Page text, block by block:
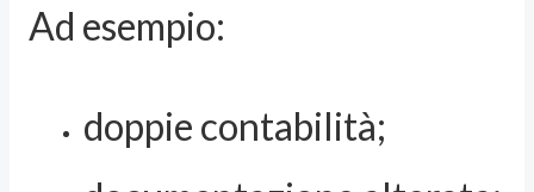
Ad esempio:
doppie contabilità;